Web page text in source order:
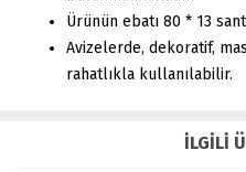
Ürünün ebatı 80 * 13
Avizelerde, dekoratif,
rahatlıkla kullanılabilir.
İLGİLİ